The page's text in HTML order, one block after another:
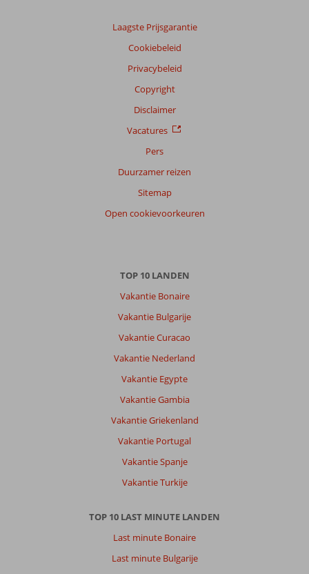
Laagste Prijsgarantie
Cookiebeleid
Privacybeleid
Copyright
Disclaimer
Vacatures
Pers
Duurzamer reizen
Sitemap
Open cookievoorkeuren
TOP 10 LANDEN
Vakantie Bonaire
Vakantie Bulgarije
Vakantie Curacao
Vakantie Nederland
Vakantie Egypte
Vakantie Gambia
Vakantie Griekenland
Vakantie Portugal
Vakantie Spanje
Vakantie Turkije
TOP 10 LAST MINUTE LANDEN
Last minute Bonaire
Last minute Bulgarije